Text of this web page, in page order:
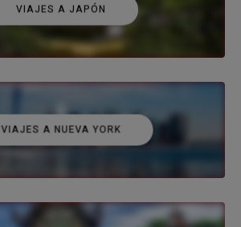
VIAJES A JAPÓN
VIAJES A NUEVA YORK